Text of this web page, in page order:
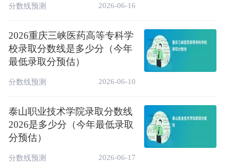
物理类 209
湖南（专科）
历史类 278 130551 200
物理类 296242
物理类 220
辽宁（专科）
历史类 271 53414 150
137092
山东（2段） 综合类 467
分数线预测 2026-06-16
2026重庆三峡医药高等专科学
校录取分数线是多少分（今年
最低录取分预估）
分数线预测 2026-06-10
泰山职业技术学院录取分数线
2026是多少分（今年最低录取
分预估）
分数线预测 2026-06-17